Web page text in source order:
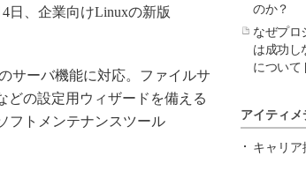
日、企業向けLinuxの新版
サーバ機能に対応。ファイルサ
どの設定用ウィザードを備える
フトメンテナンスツール
のか？
なぜプロ
は成功し
について
アイティ
キャリア